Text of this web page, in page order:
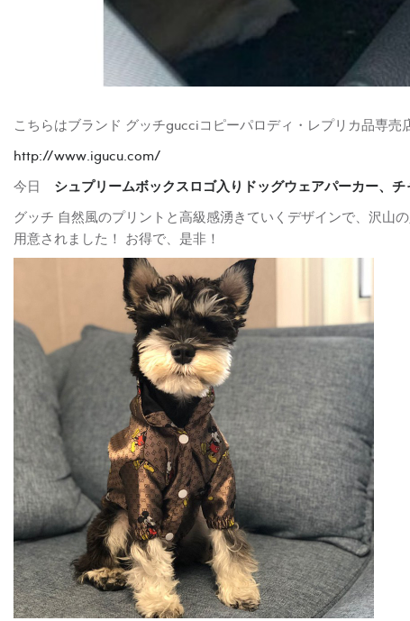
こちらはブランド グッチgucciコピーパロディ・レプリカ品専売
http://www.igucu.com/
今日 シュプリームボックスロゴ入りドッグウェアパーカー、
グッチ 自然風のプリントと高級感湧きていくデザインで、沢
用意されました！ お得で、是非！